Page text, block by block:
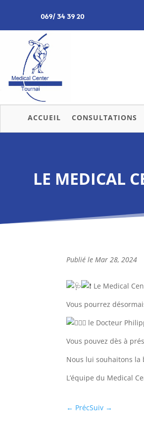
069/ 34 39 20
ACCUEIL CONSULTATIONS
LE MEDICAL
Publié le Mar 28, 2024
Le Medical
Vous pourrez
le Docteur
Vous pouvez dès à
Nous lui souhaitons la
L’équipe du Medical
← PrécSuiv →